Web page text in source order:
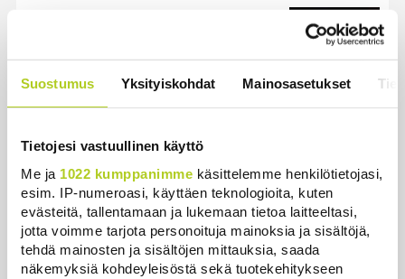
Suostumus Yksityiskohdat Mainosasetukset
Tietojesi vastuullinen käyttö
Me ja 1022 kumppanimme käsittelemme henkilötietojasi,
esim. IP-numeroasi, käyttäen teknologioita, kuten
evästeitä, tallentamaan ja lukemaan tietoa laitteeltasi,
jotta voimme tarjota personoituja mainoksia ja sisältöjä,
tehdä mainosten ja sisältöjen mittauksia, saada
näkemyksiä kohdeyleisöstä sekä tuotekehitykseen
Uutiset | 8.8.2026 11:30
Reuters: Ukraina on tuhonnut yli
varastotilaa
Uutiset | 7.8.2026 21:55
Uusi junayhteys Oulusta
Haaparantaan saapui ensimmäistä
kertaa Ruotsiin – näin usein vuoroja
ajetaan